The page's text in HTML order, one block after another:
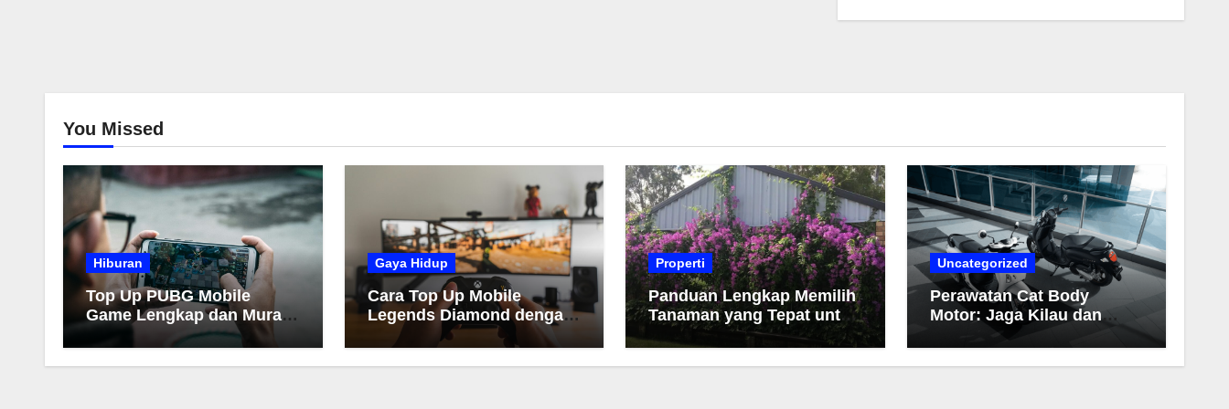
You Missed
Hiburan
Top Up PUBG Mobile
Game Lengkap dan Murah
Gaya Hidup
Cara Top Up Mobile
Legends Diamond dengan
Mudah dan Cepat
Properti
Panduan Lengkap Memilih
Tanaman yang Tepat untuk
Taman Anda
Uncategorized
Perawatan Cat Body
Motor: Jaga Kilau dan
Warna Tetap Awet